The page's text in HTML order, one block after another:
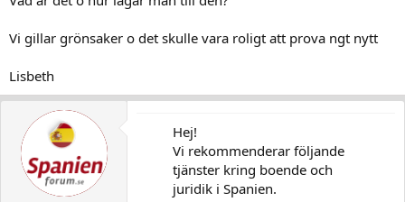
Vi gillar grönsaker o det skulle vara roligt att prova ngt nytt
Lisbeth
Hej!
Vi rekommenderar följande
tjänster kring boende och
juridik i Spanien.